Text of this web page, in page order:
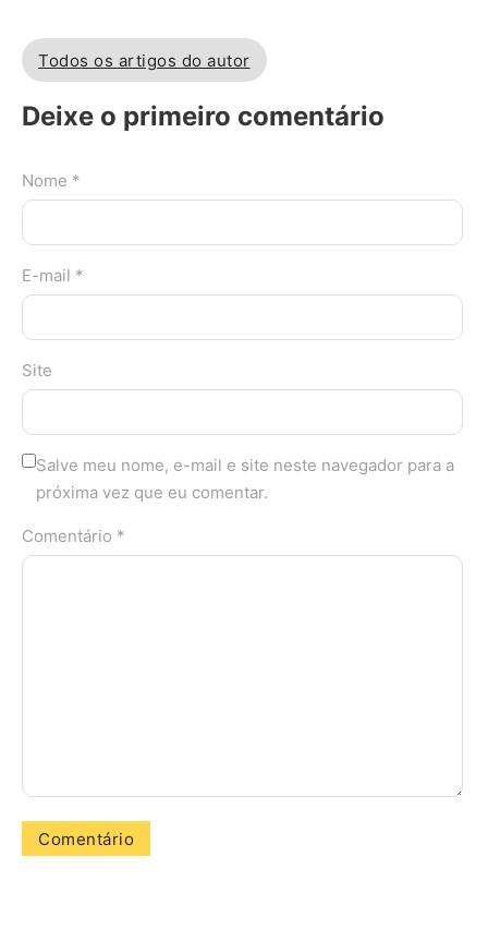
Todos os artigos do autor
Deixe o primeiro comentário
Nome *
E-mail *
Site
Salve meu nome, e-mail e site neste navegador para a
próxima vez que eu comentar.
Comentário *